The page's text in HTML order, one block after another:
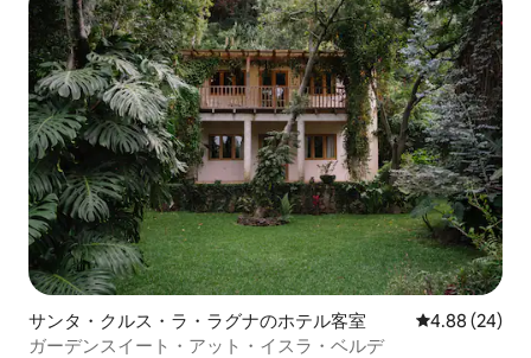
サンタ・クルス・ラ・ラグナのホテル客室 レビュー24
4.88 (24)
ガーデンスイート・アット・イスラ・ベルデ